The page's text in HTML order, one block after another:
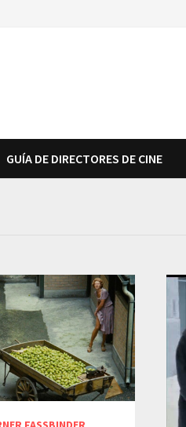
GUÍA DE DIRECTORES DE CINE